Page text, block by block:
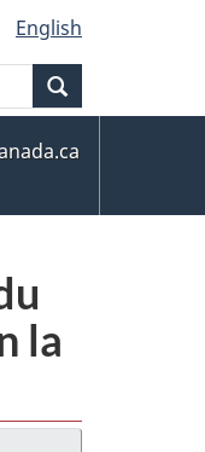
English
la